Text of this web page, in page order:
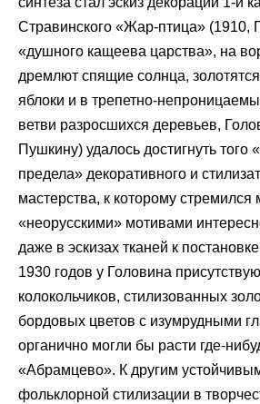
Стравинского «Жар-птица» (1910,
«душного кащеева царства», на
дремлют спящие солнца,
яблоки и в трепетно-
ветви разросшихся деревьев,
Пушкину) удалось достигнуть того
предела» декоративного и
мастерства, к которому стремился
«неорусскими» мотивами
даже в эскизах тканей к
1930 годов у Головина
колокольчиков, стилизованных
бордовых цветов с изумрудными
органично могли бы расти где-
«Абрамцево». К другим
фольклорной стилизации в